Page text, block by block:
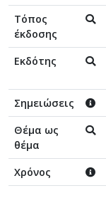
Τόπος
έκδοσης
Εκδότης
Σημειώσεις
Θέμα ως
θέμα
Χρόνος